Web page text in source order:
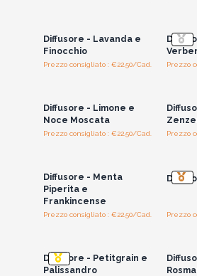
Diffusore - Lavanda e
Finocchio
Prezzo consigliato : €22.50/Cad. Prezzo
Diffusore - Limone e
Noce Moscata
Prezzo consigliato : €22.50/Cad. Prezzo
Diffusore - Menta
Piperita e
Frankincense
Prezzo consigliato : €22.50/Cad. Prezzo
Diffusore - Petitgrain e
Palissandro